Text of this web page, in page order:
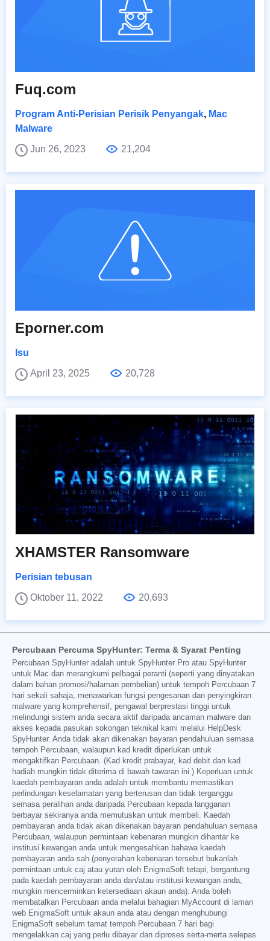
Fuq.com
Program Anti-Perisian Perisik Penyangak, Mac
Malware
Jun 26, 2023
21,204
Eporner.com
Isu
April 23, 2025
20,728
XHAMSTER Ransomware
Perisian tebusan
Oktober 11, 2022
20,693
Percubaan Percuma SpyHunter: Terma & Syarat Penting
Percubaan SpyHunter adalah untuk SpyHunter Pro atau SpyHunter
untuk Mac dan merangkumi pelbagai peranti (seperti yang dinyatakan
dalam bahan promosi/halaman pembelian) untuk tempoh Percubaan 7
hari sekali sahaja, menawarkan fungsi pengesanan dan penyingkiran
malware yang komprehensif, pengawal berprestasi tinggi untuk
melindungi sistem anda secara aktif daripada ancaman malware dan
akses kepada pasukan sokongan teknikal kami melalui HelpDesk
SpyHunter. Anda tidak akan dikenakan bayaran pendahuluan semasa
tempoh Percubaan, walaupun kad kredit diperlukan untuk
mengaktifkan Percubaan. (Kad kredit prabayar, kad debit dan kad
hadiah mungkin tidak diterima di bawah tawaran ini.) Keperluan untuk
kaedah pembayaran anda adalah untuk membantu memastikan
perlindungan keselamatan yang berterusan dan tidak terganggu
semasa peralihan anda daripada Percubaan kepada langganan
berbayar sekiranya anda memutuskan untuk membeli. Kaedah
pembayaran anda tidak akan dikenakan bayaran pendahuluan semasa
Percubaan, walaupun permintaan kebenaran mungkin dihantar ke
institusi kewangan anda untuk mengesahkan bahawa kaedah
pembayaran anda sah (penyerahan kebenaran tersebut bukanlah
permintaan untuk caj atau yuran oleh EnigmaSoft tetapi, bergantung
pada kaedah pembayaran anda dan/atau institusi kewangan anda,
mungkin mencerminkan ketersediaan akaun anda). Anda boleh
membatalkan Percubaan anda melalui bahagian MyAccount di laman
web EnigmaSoft untuk akaun anda atau dengan menghubungi
EnigmaSoft sebelum tamat tempoh Percubaan 7 hari bagi
mengelakkan caj yang perlu dibayar dan diproses serta-merta selepas